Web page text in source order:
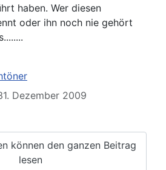
haben. Wer diesen
oder ihn noch nie gehört
Dezember 2009
können den ganzen Beitrag
lesen